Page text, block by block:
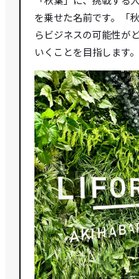
を乗せた名前です。「
らビジネスの可能性が
いくことを目指します。